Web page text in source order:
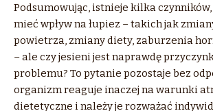
Podsumowując, istnieje kilka
mieć wpływ na łupiez – takich jak
powietrza, zmiany diety, zaburzenia
– ale czy jesieni jest naprawdę
problemu? To pytanie pozostaje bez
organizm reaguje inaczej na warunki
dietetyczne i należy je rozważać